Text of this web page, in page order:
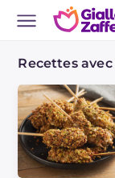
Recettes avec